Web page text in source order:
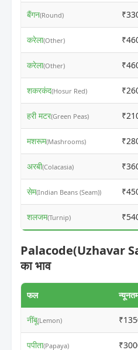
बैंगन(Round)
करेला(Other)
करेला(Other)
शकरकंद(Hosur Red)
हरी मटर(Green Peas)
मशरूम(Mashrooms)
अरबी(Colacasia)
सेम(Indian Beans (Seam))
शलजम(Turnip)
Palacode(Uzhavar
का भाव
फल
नींबू(Lemon)
पपीता(Papaya)